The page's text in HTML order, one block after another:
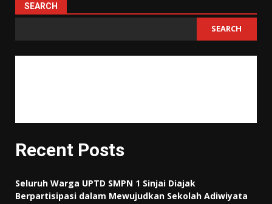
SEARCH
SEARCH
Recent Posts
Seluruh Warga UPTD SMPN 1 Sinjai Diajak
Berpartisipasi dalam Mewujudkan Sekolah Adiwiyata